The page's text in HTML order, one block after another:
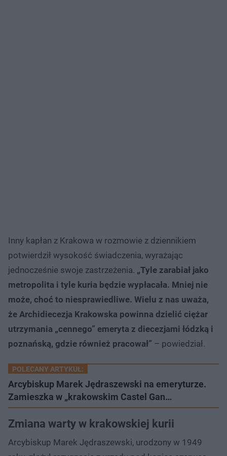
Inny kapłan z Krakowa w rozmowie z dziennikiem
potwierdził wysokość świadczenia, wyrażając
jednocześnie swoje zastrzeżenia. „Tyle zarabiał jako
metropolita i tyle kuria będzie wypłacała. Mniej nie
może, choć to niesprawiedliwe. Wielu z nas uważa,
że Archidiecezja Krakowska powinna dzielić ciężar
utrzymania „cennego” emeryta z diecezjami łódzką i
poznańską, gdzie również pracował” – powiedział.
POLECANY ARTYKUŁ:
Arcybiskup Marek Jędraszewski na emeryturze.
Zamieszka w „krakowskim Castel Gan…
Zmiana warty w krakowskiej kurii
Arcybiskup Marek Jędraszewski, urodzony w 1949